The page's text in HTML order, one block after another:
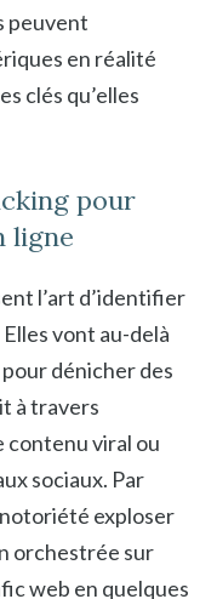
peuvent
en réalité
clés qu’elles
pour
ligne
l’art d’identifier
vont au-delà
dénicher des
à travers
contenu viral ou
sociaux. Par
notoriété exploser
orchestrée sur
web en quelques